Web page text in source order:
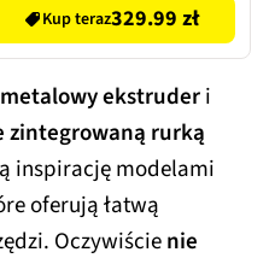
Kup teraz329.99 zł
ekstruderi
zintegrowaną rurką
inspirację modelami
oferują łatwą
Oczywiścienie